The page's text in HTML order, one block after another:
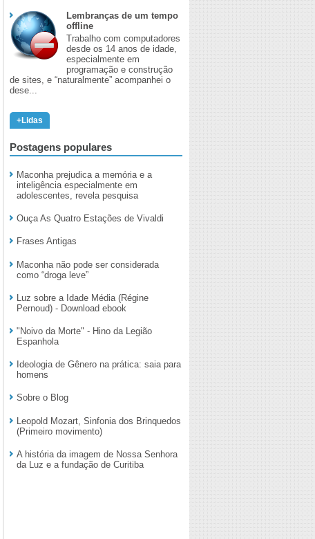
Lembranças de um tempo
offline
Trabalho com computadores
desde os 14 anos de idade,
especialmente em
programação e construção
de sites, e “naturalmente” acompanhei o
dese...
+Lidas
Postagens populares
Maconha prejudica a memória e a
inteligência especialmente em
adolescentes, revela pesquisa
Ouça As Quatro Estações de Vivaldi
Frases Antigas
Maconha não pode ser considerada
como “droga leve”
Luz sobre a Idade Média (Régine
Pernoud) - Download ebook
"Noivo da Morte" - Hino da Legião
Espanhola
Ideologia de Gênero na prática: saia para
homens
Sobre o Blog
Leopold Mozart, Sinfonia dos Brinquedos
(Primeiro movimento)
A história da imagem de Nossa Senhora
da Luz e a fundação de Curitiba